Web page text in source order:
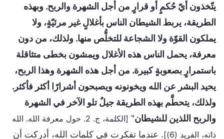
يتّخذون أيّ حُكمٍ أو قرارٍ من أجل الشهرة والربح. وبهذه
الطريقة، يربط الشيطان الناس بأغلالٍ غير مرئيّةٍ، ولا
يملكون القوّة ولا الشجاعة للتخلُّص منها. ولذلك، من دون
معرفة، يحمل الناس هذه الأغلال ويمشون بخطى متثاقلة
باستمرارٍ بصعوبةٍ كبيرة. من أجل هذه الشهرة وهذا الربح،
يحيد البشر عن الله ويخونونه ويصبحون أشرارًا أكثر فأكثر.
ولذلك، يتحطَّم بهذه الطريقة جيلٌ تلو الآخر في الشهرة
والربح اللذين للشيطان"
[الكلمة، ج. 2. حول معرفة الله. الله
ذاته، الفريد (6)]
. عندما تفكرت في كلمات الله، أدركت أن